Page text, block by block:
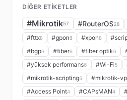
DIĞER ETIKETLER
#Mikrotik57 #RouterOS28
#fttx8 #gpon8 #xpon8
#bgp6 #fiber6 #fiber optik6
#yüksek performans6 #Wi-Fi5
#mikrotik-scripting5 #mikrotik-
#Access Point4 #CAPsMAN4